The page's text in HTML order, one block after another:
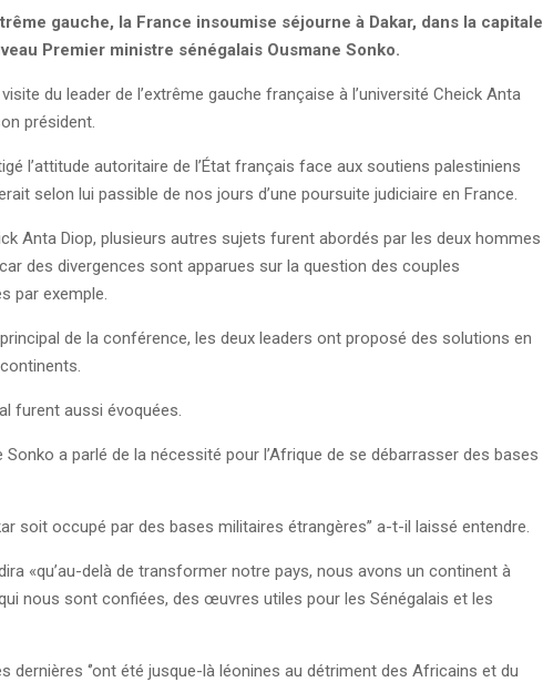
gauche, la France insoumise séjourne à Dakar, dans la capitale
Premier ministre sénégalais Ousmane Sonko.
du leader de l’extrême gauche française à l’université Cheick Anta
président.
l’attitude autoritaire de l’État français face aux soutiens palestiniens
selon lui passible de nos jours d’une poursuite judiciaire en France.
Anta Diop, plusieurs autres sujets furent abordés par les deux hommes
des divergences sont apparues sur la question des couples
par exemple.
de la conférence, les deux leaders ont proposé des solutions en
furent aussi évoquées.
a parlé de la nécessité pour l’Afrique de se débarrasser des bases
soit occupé par des bases militaires étrangères’’ a-t-il laissé entendre.
«qu’au-delà de transformer notre pays, nous avons un continent à
nous sont confiées, des œuvres utiles pour les Sénégalais et les
‘’ont été jusque-là léonines au détriment des Africains et du